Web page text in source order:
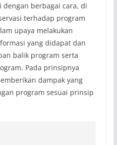
dengan berbagai cara, di
terhadap program
upaya melakukan
yang didapat dan
balik program serta
Pada prinsipnya
dampak yang
program sesuai prinsip